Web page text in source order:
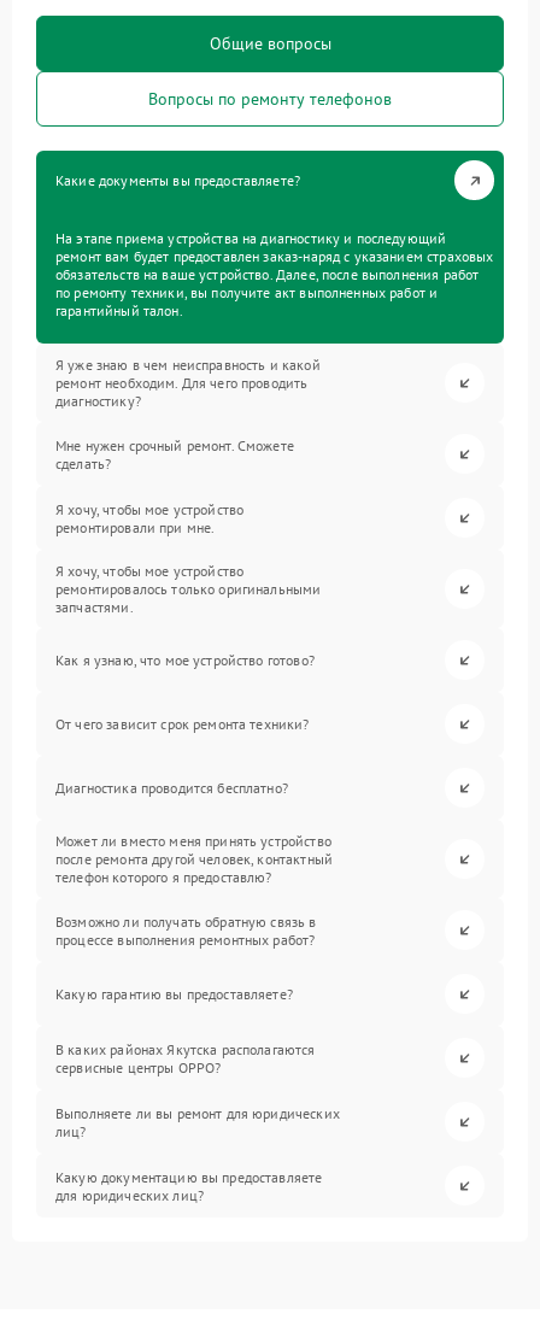
Общие вопросы
Вопросы по ремонту телефонов
Какие документы вы предоставляете?
На этапе приема устройства на диагностику и последующий
ремонт вам будет предоставлен заказ-наряд с указанием страховых
обязательств на ваше устройство. Далее, после выполнения работ
по ремонту техники, вы получите акт выполненных работ и
гарантийный талон.
Я уже знаю в чем неисправность и какой
ремонт необходим. Для чего проводить
диагностику?
Мне нужен срочный ремонт. Сможете
сделать?
Я хочу, чтобы мое устройство
ремонтировали при мне.
Я хочу, чтобы мое устройство
ремонтировалось только оригинальными
запчастями.
Как я узнаю, что мое устройство готово?
От чего зависит срок ремонта техники?
Диагностика проводится бесплатно?
Может ли вместо меня принять устройство
после ремонта другой человек, контактный
телефон которого я предоставлю?
Возможно ли получать обратную связь в
процессе выполнения ремонтных работ?
Какую гарантию вы предоставляете?
В каких районах Якутска располагаются
сервисные центры OPPO?
Выполняете ли вы ремонт для юридических
лиц?
Какую документацию вы предоставляете
для юридических лиц?